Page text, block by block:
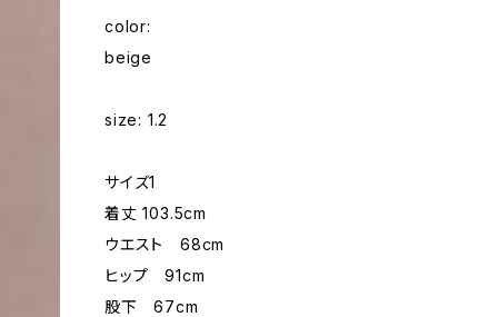
color:
beige
size: 1.2
サイズ1
着丈 103.5cm
ウエスト 68cm
ヒップ 91cm
股下 67cm